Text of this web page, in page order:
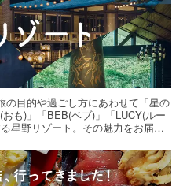
の目的や過ごし方にあわせて「星の
も)」「BEB(ベブ)」「LUCY(ルー
星野リゾート。その魅力をお届け